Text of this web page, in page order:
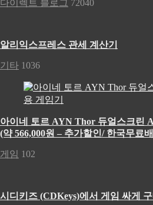
다이렉트 블로그 72040
알리익스프레스 관세 계산기
기타 1036
아이네 토르 AYN Thor 듀얼스크린
(약 566,000원 – 추가할인/ 한국무료
게임 102
시디키즈 (CDKeys)에서 게임 싸게 구